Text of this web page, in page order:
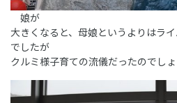
娘が
大きくなると、母娘というよりはラ
でしたが
クルミ様子育ての流儀だったのでしょ